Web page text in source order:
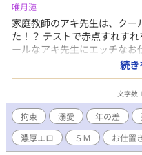
唯月漣
家庭教師のアキ先生は、ク
た！？ テストで赤点すれす
ールなアキ先生にエッチな
な先生✕健気な少年。 ※全編
キ焦らし、乳首リング、玩具
ＳＭ。 ※ムーンライトノベ
続き
文字数
拘束 溺愛 年の差
濃厚エロ
ＳＭ お仕置